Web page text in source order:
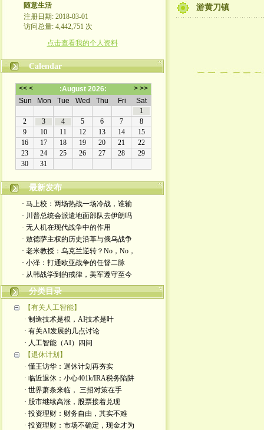
随意生活
注册日期: 2018-03-01
访问总量: 4,442,751 次
点击查看我的个人资料
Calendar
最新发布
· 马上校：两场热战一场冷战，谁输
· 川普总统会派遣地面部队去伊朗吗
· 无人机在现代战争中的作用
· 敖德萨主权的历史沿革与俄乌战争
· 老米教授：乌克兰逆转？No，No，
· 小泽：打通欧亚战争的任督二脉
· 从韩战学到的戒律，美军遵守至今
分类目录
【有关人工智能】
· 制造技术是根，AI技术是叶
· 有关AI发展的几点讨论
· 人工智能（AI）四问
【退休计划】
· 懂王访华：退休计划再夯实
· 临近退休：小心401k/IRA税务陷阱
· 世界萧条来临， 三招对策在手
· 股市继续高涨，股票接着兑现
· 投资理财：财务自由，其实不难
· 投资理财：市场不确定，现金才为
游黄刀镇